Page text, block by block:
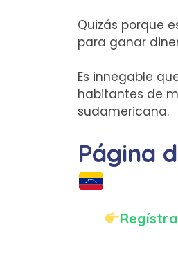
Quizás porque
para ganar
Es innegable
habitantes de
sudamericana.
Página